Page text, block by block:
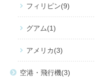
フィリピン 9
グアム 1
アメリカ 3
空港・飛行機 3